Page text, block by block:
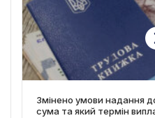
Змінено умови надання
сума та який термін